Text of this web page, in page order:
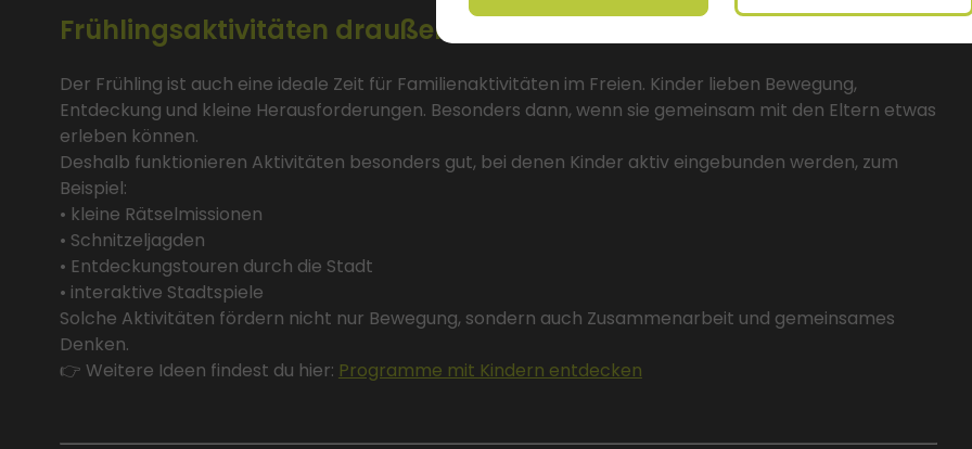
Frühlingsaktivitäten draußen mit Kindern erleben
Der Frühling ist auch eine ideale Zeit für Familienaktivitäten im Freien. Kinder lieben Bewegung,
Entdeckung und kleine Herausforderungen. Besonders dann, wenn sie gemeinsam mit den Eltern etwas
erleben können.
Deshalb funktionieren Aktivitäten besonders gut, bei denen Kinder aktiv eingebunden werden, zum
Beispiel:
• kleine Rätselmissionen
• Schnitzeljagden
• Entdeckungstouren durch die Stadt
• interaktive Stadtspiele
Solche Aktivitäten fördern nicht nur Bewegung, sondern auch Zusammenarbeit und gemeinsames
Denken.
👉 Weitere Ideen findest du hier: Programme mit Kindern entdecken